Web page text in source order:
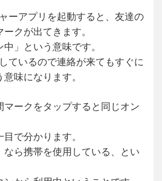
ーアプリを起動すると、友達の
クが出てきます。
」という意味です。
ているので連絡が来てもすぐに
味になります。
マークをタップすると同じオン
で分かります。
なら携帯を使用している、とい